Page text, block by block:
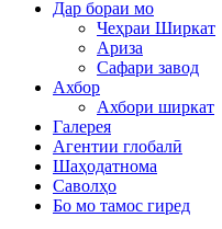
Дар бораи мо
Чеҳраи Ширкат
Ариза
Сафари завод
Ахбор
Ахбори ширкат
Галерея
Агентии глобалӣ
Шаҳодатнома
Саволҳо
Бо мо тамос гиред